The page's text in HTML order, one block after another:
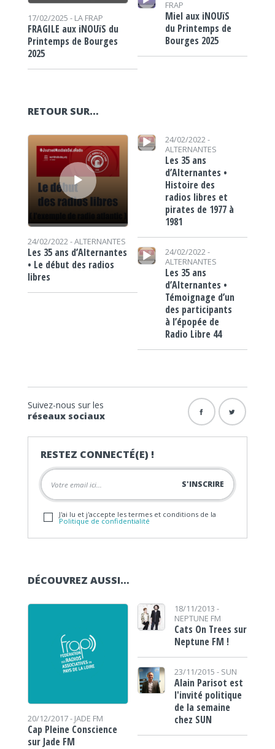
17/02/2025 - LA FRAP
FRAGILE aux iNOUïS du
Printemps de Bourges
2025
FRAP
Miel aux iNOUïS
du Printemps de
Bourges 2025
RETOUR SUR…
Lecteur audio
24/02/2022 -ALTERNANTES
Les 35 ans d’Alternantes
• Le début des radios
libres
Lecteur audio
24/02/2022 -
ALTERNANTES
Les 35 ans
d’Alternantes •
Histoire des
radios libres et
pirates de 1977 à
1981
Lecteur audio
24/02/2022 -
ALTERNANTES
Les 35 ans
d’Alternantes •
Témoignage d’un
des participants
à l’épopée de
Radio Libre 44
Suivez-nous sur les
réseaux sociaux
RESTEZ CONNECTÉ(E) !
J'ai lu et j'accepte les termes et conditions de la
Politique de confidentialité
DÉCOUVREZ AUSSI…
20/12/2017 - JADE FM
Cap Pleine Conscience
sur Jade FM
18/11/2013 -
NEPTUNE FM
Cats On Trees sur
Neptune FM !
23/11/2015 - SUN
Alain Parisot est
l'invité politique
de la semaine
chez SUN